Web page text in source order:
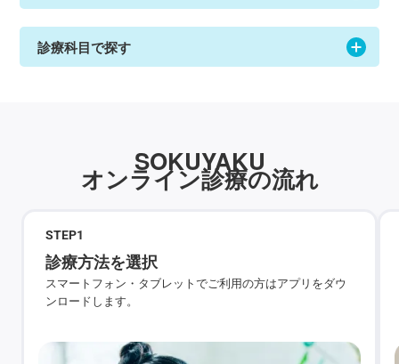
診療科目で探す
SOKUYAKU
オンライン診療の流れ
STEP1
診療方法を選択
スマートフォン・タブレットでご利用の方はアプリをダウ
ンロードします。